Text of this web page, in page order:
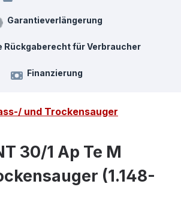
Garantieverlängerung
Rückgaberecht für Verbraucher
Finanzierung
und Trockensauger
30/1 Ap Te M
(1.148-